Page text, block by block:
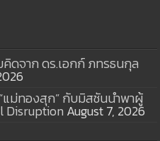
คิดจาก ดร.เอกก์ ภทรธนกุล
ทองสุก” กับมิสชันนำพาผู้
Disruption August 7, 2026